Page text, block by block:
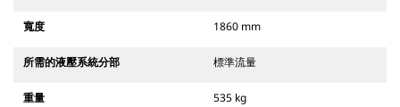
寬度 1860 mm
所需的液壓系統分部 標準流量
重量 535 kg